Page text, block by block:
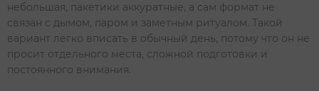
небольшая, пакетики аккуратные, а сам формат не
связан с дымом, паром и заметным ритуалом. Такой
вариант легко вписать в обычный день, потому что он не
просит отдельного места, сложной подготовки и
постоянного внимания.